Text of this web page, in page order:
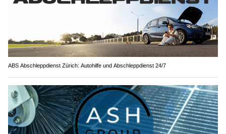
ABS Abschleppdienst Zürich: Autohilfe und Abschleppdienst 24/7